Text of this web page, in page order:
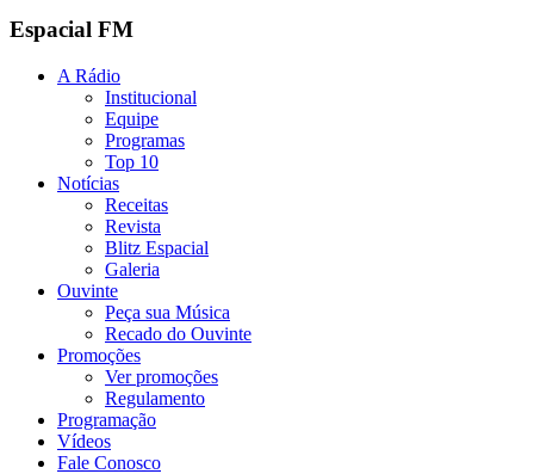
Espacial FM
A Rádio
Institucional
Equipe
Programas
Top 10
Notícias
Receitas
Revista
Blitz Espacial
Galeria
Ouvinte
Peça sua Música
Recado do Ouvinte
Promoções
Ver promoções
Regulamento
Programação
Vídeos
Fale Conosco